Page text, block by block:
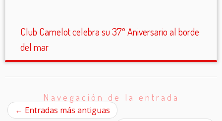
Club Camelot celebra su 37º Aniversario al borde
del mar
Navegación de la entrada
← Entradas más antiguas